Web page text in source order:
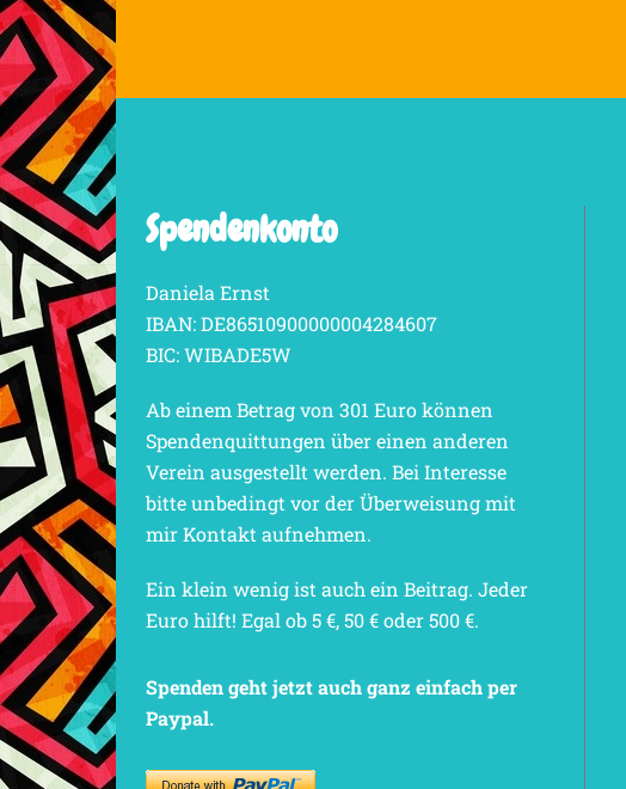
Spendenkonto
Daniela Ernst
IBAN: DE86510900000004284607
BIC: WIBADE5W
Ab einem Betrag von 301 Euro können
Spendenquittungen über einen anderen
Verein ausgestellt werden. Bei Interesse
bitte unbedingt vor der Überweisung mit
mir Kontakt aufnehmen.
Ein klein wenig ist auch ein Beitrag. Jeder
Euro hilft! Egal ob 5 €, 50 € oder 500 €.
Spenden geht jetzt auch ganz einfach per
Paypal.